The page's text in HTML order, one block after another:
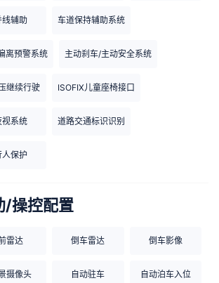
线辅助 车道保持辅助系统
离预警系统 主动刹车/主动安全系统
继续行驶 ISOFIX儿童座椅接口
视系统 道路交通标识识别
人保护
/操控配置
雷达 倒车雷达 倒车影像
摄像头 自动驻车 自动泊车入位